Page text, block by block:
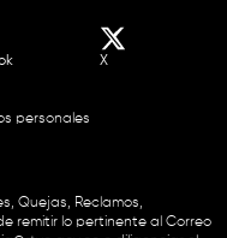
X
personales
Quejas, Reclamos,
remitir lo pertinente al Correo